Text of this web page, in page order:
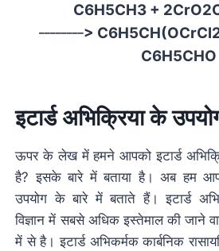
C6H5CH3 +
>
C6H5CHO
इटार्ड अभिक्रिया के
ऊपर के लेख में हमने आपको इटार्ड
है? इसके बारे में बताया है। अब हम
उपयोग के बारे में बताते हैं। इटार्ड
विज्ञान में सबसे अधिक इस्तेमाल की जाने
में से है। इटार्ड अभिकर्मक कार्बनिक